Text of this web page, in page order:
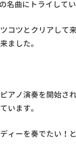
曲にトライしてい
コツとクリアして
ました。
アノ演奏を開始さ
います。
ィーを奏でたい！